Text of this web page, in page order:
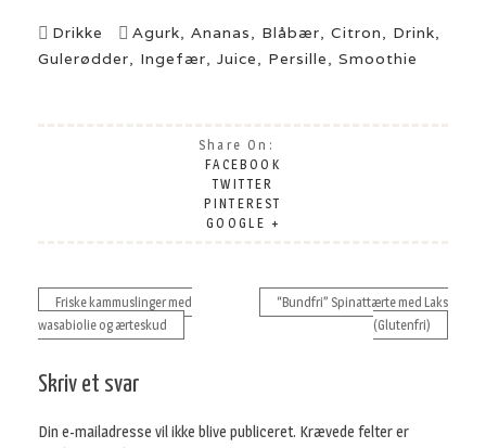
Drikke Agurk, Ananas, Blåbær, Citron, Drink,
Gulerødder, Ingefær, Juice, Persille, Smoothie
Share On:
FACEBOOK
TWITTER
PINTEREST
GOOGLE +
Indlægsnavigation
Friske kammuslinger med
wasabiolie og ærteskud
“Bundfri” Spinattærte med Laks
(Glutenfri)
Skriv et svar
Din e-mailadresse vil ikke blive publiceret. Krævede felter er